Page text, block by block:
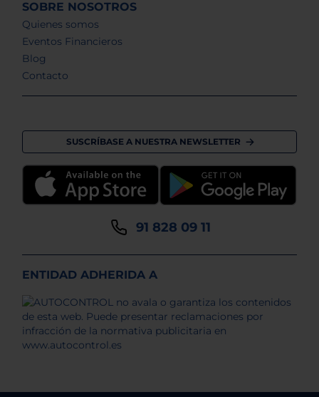
SOBRE NOSOTROS
Quienes somos
Eventos Financieros
Blog
Contacto
SUSCRÍBASE A NUESTRA NEWSLETTER
91 828 09 11
ENTIDAD ADHERIDA A